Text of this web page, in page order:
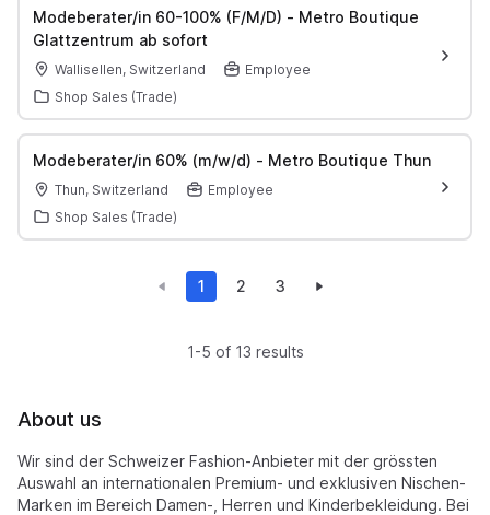
Modeberater/in 60-100% (F/M/D) - Metro Boutique
Glattzentrum ab sofort
Wallisellen, Switzerland
Employee
Shop Sales (Trade)
Modeberater/in 60% (m/w/d) - Metro Boutique Thun
Thun, Switzerland
Employee
Shop Sales (Trade)
1 2 3
1-5 of 13 results
About us
Wir sind der Schweizer Fashion-Anbieter mit der grössten
Auswahl an internationalen Premium- und exklusiven Nischen-
Marken im Bereich Damen-, Herren und Kinderbekleidung. Bei